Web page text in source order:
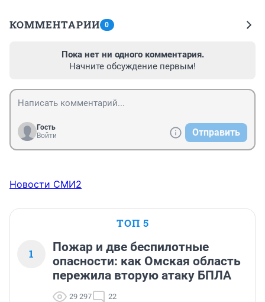
КОММЕНТАРИИ 0
Пока нет ни одного комментария.
Начните обсуждение первым!
Гость
Войти
Отправить
Новости СМИ2
ТОП 5
1
Пожар и две беспилотные
опасности: как Омская область
пережила вторую атаку БПЛА
29 297 22